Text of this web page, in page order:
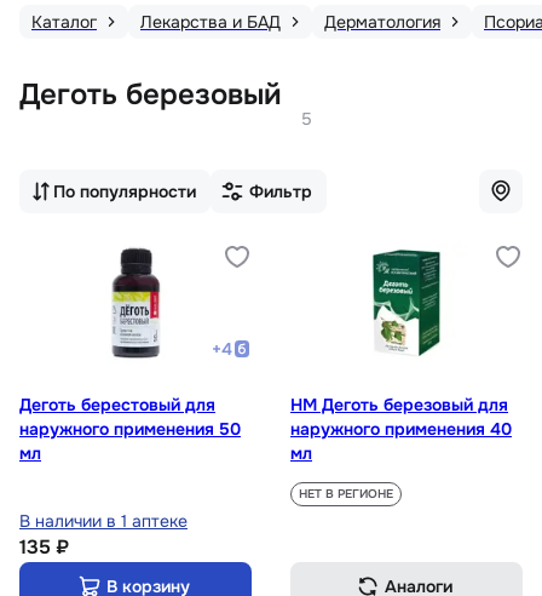
Каталог
Лекарства и БАД Дерматология
Деготь березовый
5
По популярности Фильтр
+4
Деготь берестовый для
наружного применения 50
мл
В наличии в 1 аптеке
135 ₽
В корзину
НМ Деготь березовый для
наружного применения 40
мл
НЕТ В РЕГИОНЕ
Аналоги